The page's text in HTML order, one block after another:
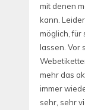
mit denen
kann.
möglich, für
lassen. Vor
mehr das
immer
sehr, sehr